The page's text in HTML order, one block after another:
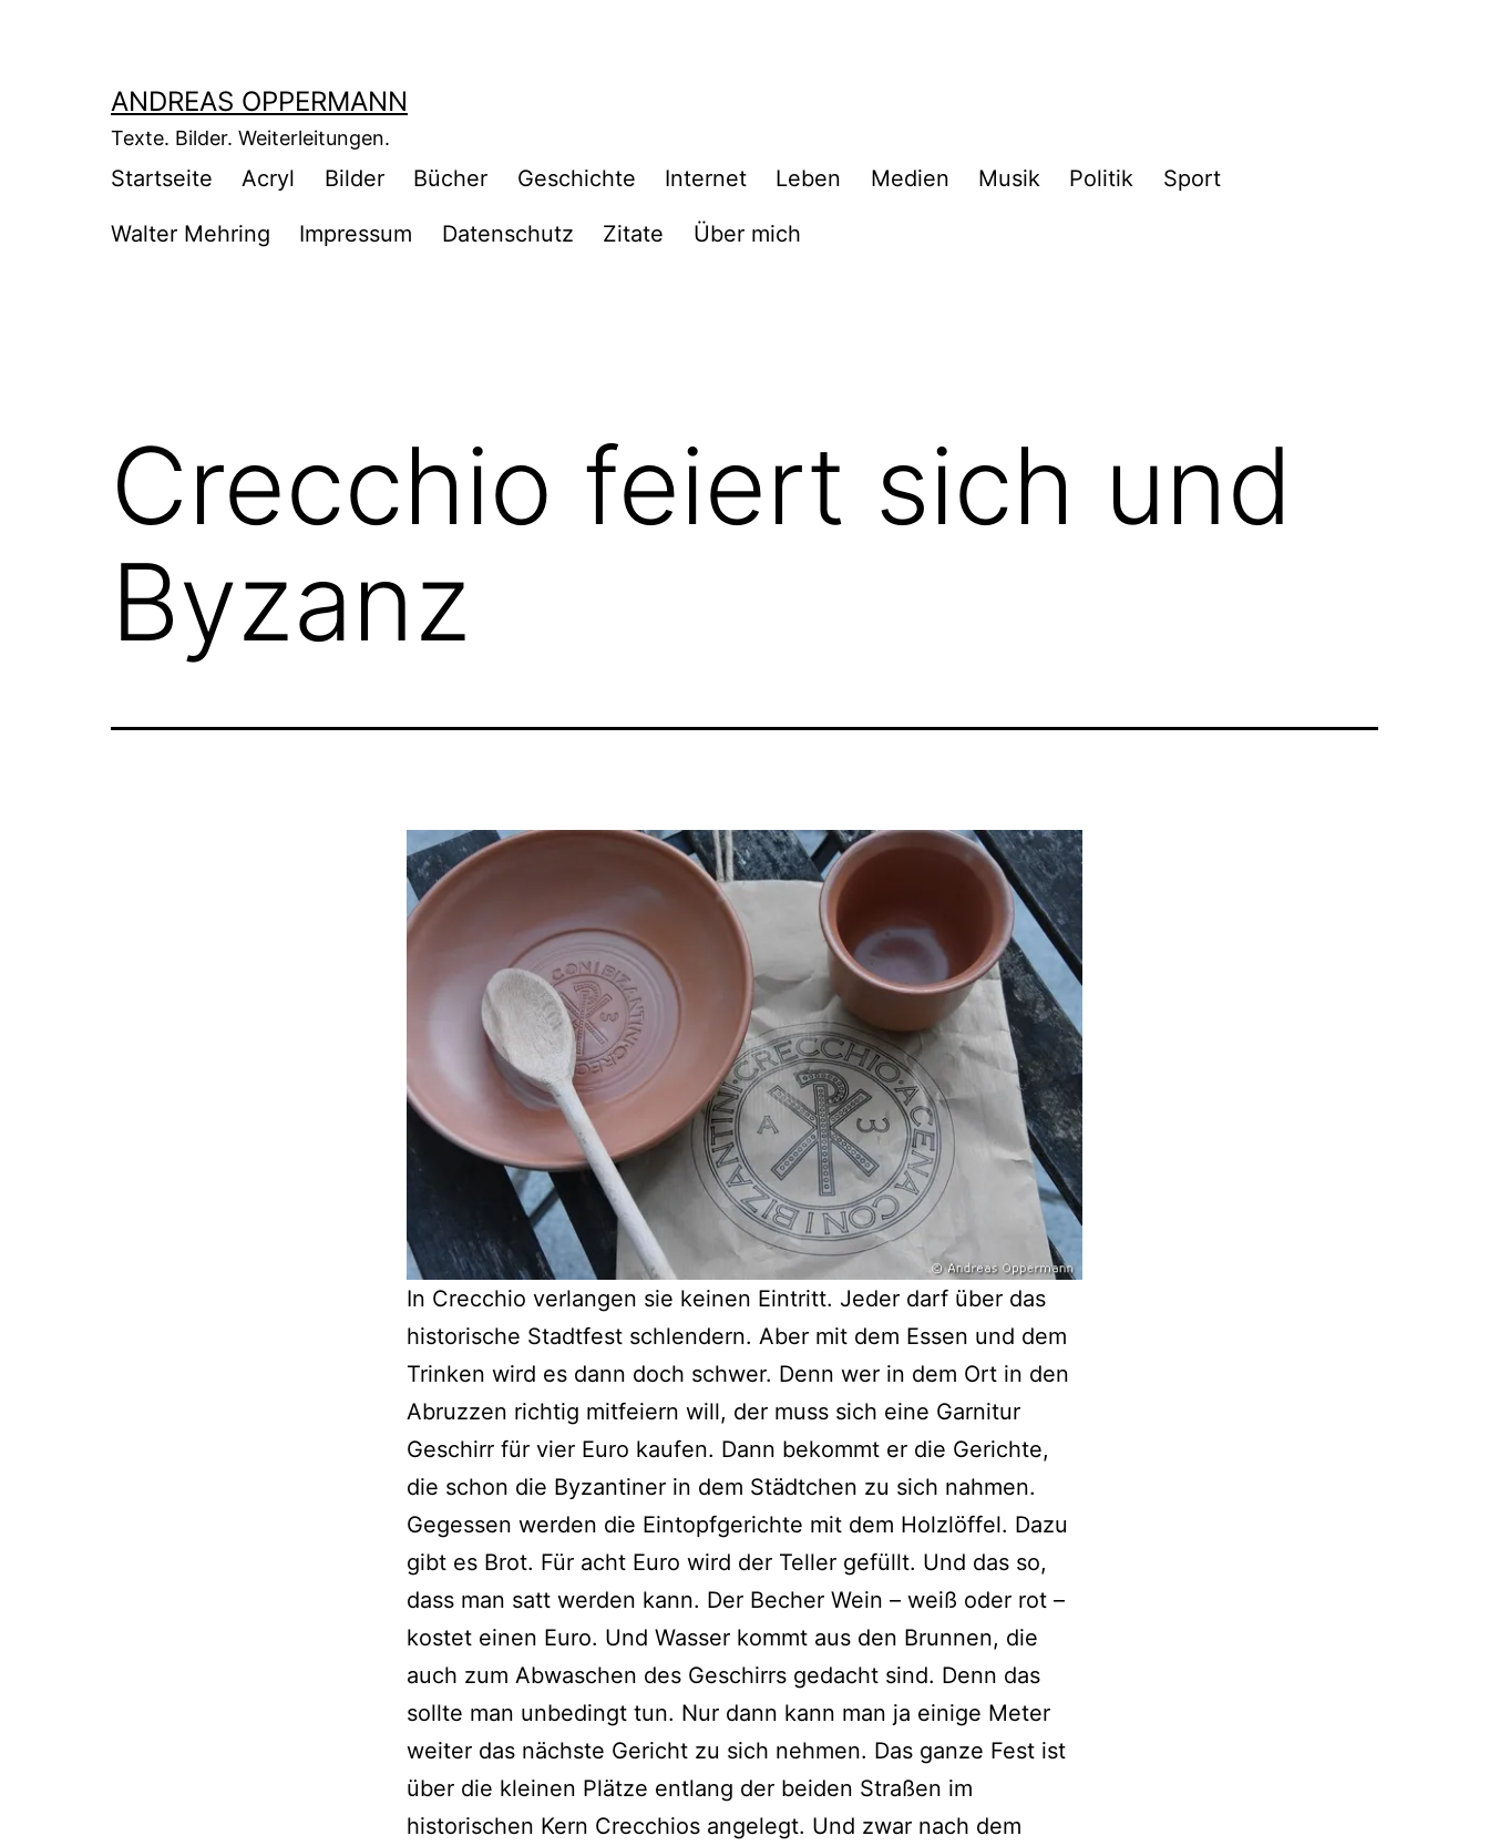
ANDREAS OPPERMANN
Texte. Bilder. Weiterleitungen.
Startseite Acryl Bilder Bücher Geschichte Internet Leben Medien Musik Politik Sport
Walter Mehring Impressum Datenschutz Zitate Über mich
Crecchio feiert sich und
Byzanz
In Crecchio verlangen sie keinen Eintritt. Jeder darf über das
historische Stadtfest schlendern. Aber mit dem Essen und dem
Trinken wird es dann doch schwer. Denn wer in dem Ort in den
Abruzzen richtig mitfeiern will, der muss sich eine Garnitur
Geschirr für vier Euro kaufen. Dann bekommt er die Gerichte,
die schon die Byzantiner in dem Städtchen zu sich nahmen.
Gegessen werden die Eintopfgerichte mit dem Holzlöffel. Dazu
gibt es Brot. Für acht Euro wird der Teller gefüllt. Und das so,
dass man satt werden kann. Der Becher Wein – weiß oder rot –
kostet einen Euro. Und Wasser kommt aus den Brunnen, die
auch zum Abwaschen des Geschirrs gedacht sind. Denn das
sollte man unbedingt tun. Nur dann kann man ja einige Meter
weiter das nächste Gericht zu sich nehmen. Das ganze Fest ist
über die kleinen Plätze entlang der beiden Straßen im
historischen Kern Crecchios angelegt. Und zwar nach dem